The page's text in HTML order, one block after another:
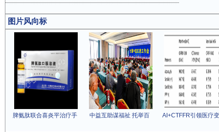
图片风向标
脾氨肽联合喜炎平治疗手 中益互助谋福祉 托举百 AI+CTFFR引领医疗